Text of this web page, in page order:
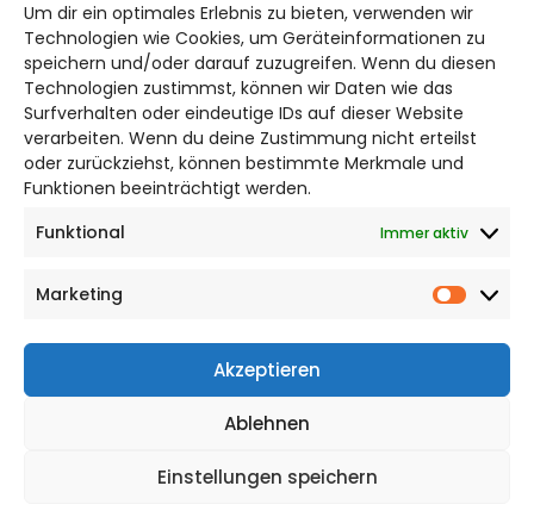
Um dir ein optimales Erlebnis zu bieten, verwenden wir
Technologien wie Cookies, um Geräteinformationen zu
speichern und/oder darauf zuzugreifen. Wenn du diesen
Technologien zustimmst, können wir Daten wie das
Surfverhalten oder eindeutige IDs auf dieser Website
verarbeiten. Wenn du deine Zustimmung nicht erteilst
oder zurückziehst, können bestimmte Merkmale und
Funktionen beeinträchtigt werden.
Funktional
Immer aktiv
Marketing
Akzeptieren
Ablehnen
Einstellungen speichern
Bruchtorwall 12
38100 Braunschweig
Telefon: 0531 387220 – 65
DAS STADTMAGAZIN FÜR
BRAUNSCHWEIG
Impressum
Cookie Richtlinie
CITYLIFE! BEI FACEBOOK